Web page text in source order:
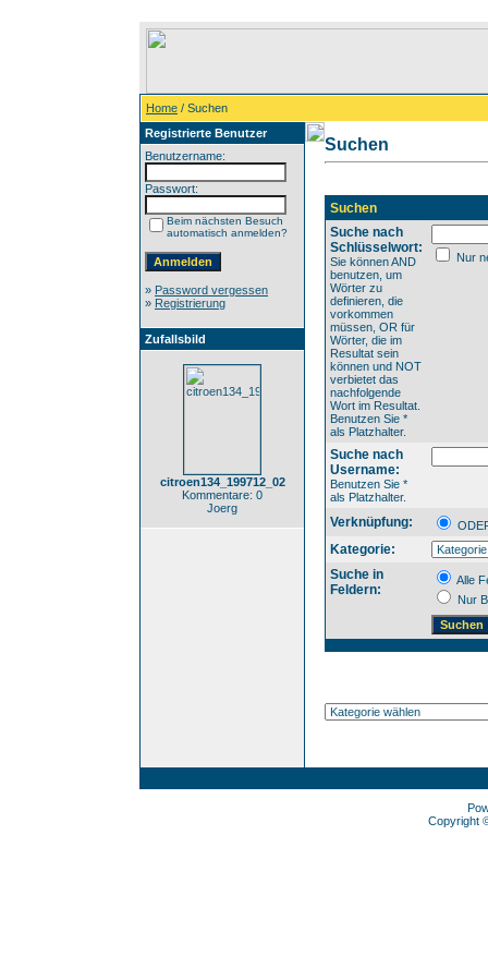
Home / Suchen
Registrierte Benutzer
Benutzername:
Passwort:
Beim nächsten Besuch
automatisch anmelden?
» Password vergessen
» Registrierung
Zufallsbild
citroen134_199712_02
Kommentare: 0
Joerg
Suchen
Suchen
Suche nach
Schlüsselwort:
Sie können AND
benutzen, um
Wörter zu
definieren, die
vorkommen
müssen, OR für
Wörter, die im
Resultat sein
können und NOT
verbietet das
nachfolgende
Wort im Resultat.
Benutzen Sie *
als Platzhalter.
Nur
Suche nach
Username:
Benutzen Sie *
als Platzhalter.
Verknüpfung:
Kategorie:
Suche in
Feldern:
Alle
Nur
Copyright